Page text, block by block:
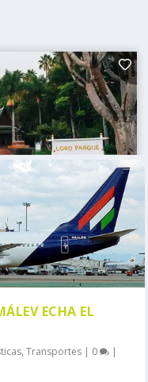
ECHA EL
,Transportes | 0 |